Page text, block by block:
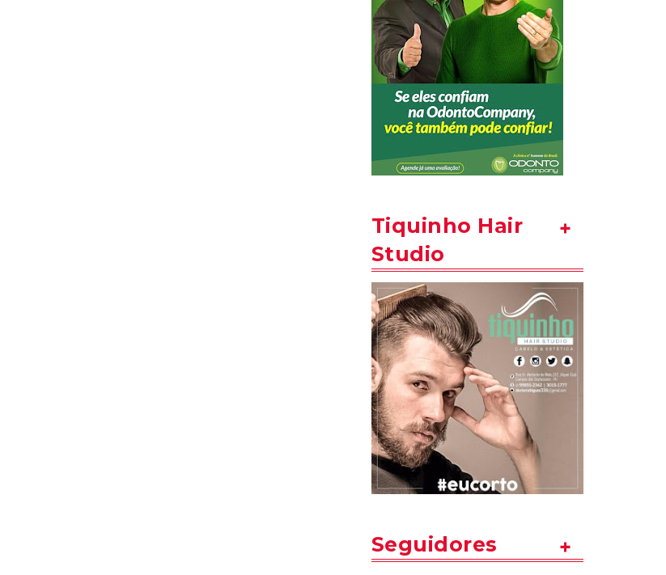
Tiquinho Hair
Studio
Seguidores